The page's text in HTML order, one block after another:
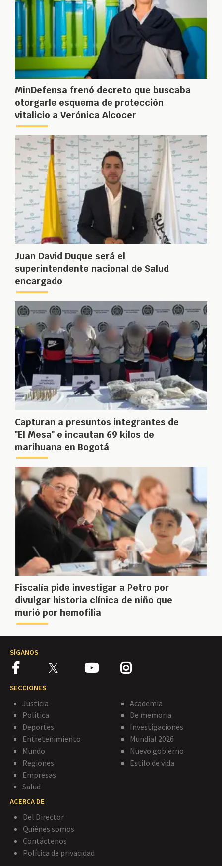
MinDefensa frenó decreto que buscaba
otorgarle esquema de protección
vitalicio a Verónica Alcocer
Juan David Duque será el
superintendente nacional de Salud
encargado
Capturan a presuntos integrantes de
"El Mesa" e incautan 69 kilos de
marihuana en Bogotá
Fiscalía pide investigar a Petro por
divulgar historia clínica de niño que
murió por hemofilia
SÍGANOS
SECCIONES
Justicia
Política
Deportes
Entretenimiento
Mundo
Regiones
Empresas
Salud
Academia
De memoria
Investigaciones
Mundial 2026
Nuevo gobierno
Estilo de vida
ACERCA DE
Del Director
Quiénes somos
Contáctenos
Política de privacidad